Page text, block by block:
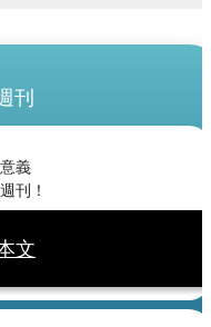
刊
義
刊！
文